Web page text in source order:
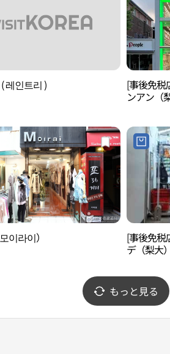
레인트리 )
[事後免税
ンアン（
이라이）
[事後免税
デ（梨大
もっと見る